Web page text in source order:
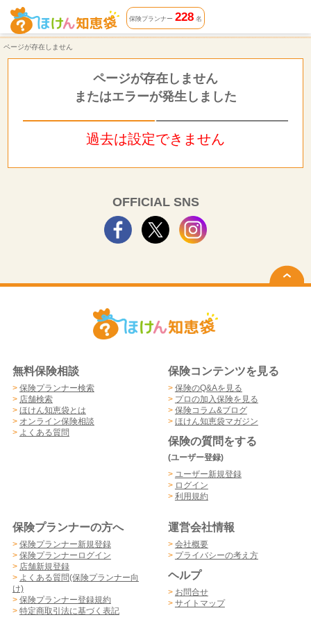
ページが存在しません | ほけん知恵袋
保険プランナー 228名
ページが存在しません
ページが存在しません
またはエラーが発生しました
過去は設定できません
OFFICIAL SNS
無料保険相談
> 保険プランナー検索
> 店舗検索
> ほけん知恵袋とは
> オンライン保険相談
> よくある質問
保険コンテンツを見る
> 保険のQ&Aを見る
> プロの加入保険を見る
> 保険コラム&ブログ
> ほけん知恵袋マガジン
保険の質問をする
(ユーザー登録)
> ユーザー新規登録
> ログイン
> 利用規約
保険プランナーの方へ
> 保険プランナー新規登録
> 保険プランナーログイン
> 店舗新規登録
> よくある質問(保険プランナー向
け)
> 保険プランナー登録規約
> 特定商取引法に基づく表記
運営会社情報
> 会社概要
> プライバシーの考え方
ヘルプ
> お問合せ
> サイトマップ